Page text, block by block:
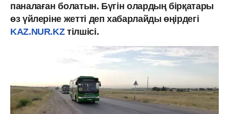
паналаған болатын. Бүгін олардың бірқатары
өз үйлеріне жетті деп хабарлайды өңірдегі
KAZ.NUR.KZтілшісі.